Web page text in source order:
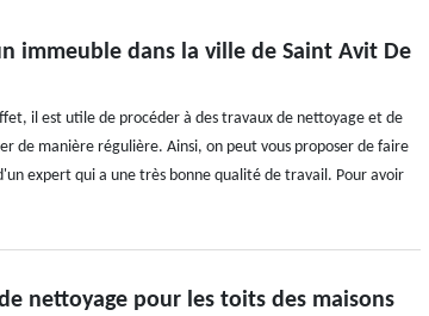
immeuble dans la ville de Saint Avit De
il est utile de procéder à des travaux de nettoyage et de
de manière régulière. Ainsi, on peut vous proposer de faire
expert qui a une très bonne qualité de travail. Pour avoir
nettoyage pour les toits des maisons